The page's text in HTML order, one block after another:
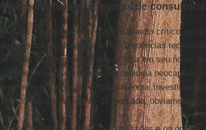
Multinacionais e empresas de consultoria
O papa cultiva reservas de pensamento crítico sobre
financeirização econômica e as tendências
artífices da reforma econômica feita em seu nome
cânones mais patenteados da ideologia
saxônica: eficientismo e transparência,
de acordo com as regras do mercado, obviamente